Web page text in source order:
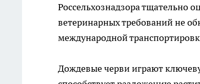
Россельхознадзора тщательно
ветеринарных требований не
международной
Дождевые черви играют